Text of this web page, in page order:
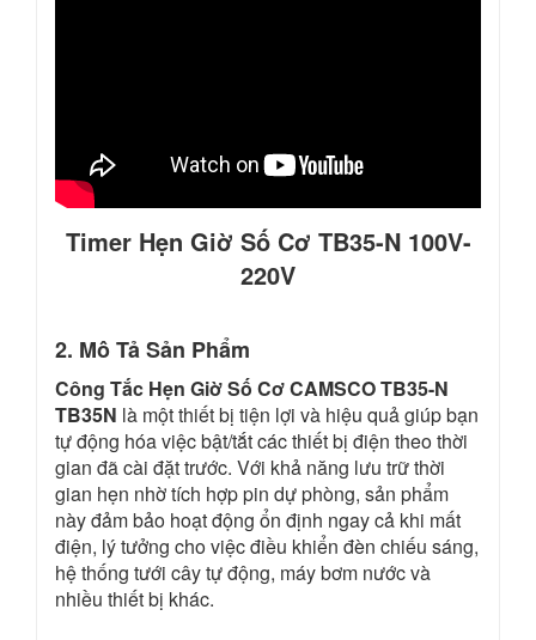
Timer Hẹn Giờ Số Cơ TB35-N 100V-
220V
2. Mô Tả Sản Phẩm
Công Tắc Hẹn Giờ Số Cơ CAMSCO TB35-N
TB35N là một thiết bị tiện lợi và hiệu quả giúp bạn
tự động hóa việc bật/tắt các thiết bị điện theo thời
gian đã cài đặt trước. Với khả năng lưu trữ thời
gian hẹn nhờ tích hợp pin dự phòng, sản phẩm
này đảm bảo hoạt động ổn định ngay cả khi mất
điện, lý tưởng cho việc điều khiển đèn chiếu sáng,
hệ thống tưới cây tự động, máy bơm nước và
nhiều thiết bị khác.